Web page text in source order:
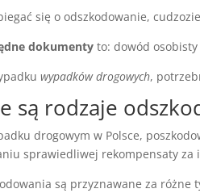
się o odszkodowanie,
dokumenty to: dowód
wypadków drogowych,
są rodzaje
drogowym w Polsce,
sprawiedliwej rekompensaty za
są przyznawane za różne